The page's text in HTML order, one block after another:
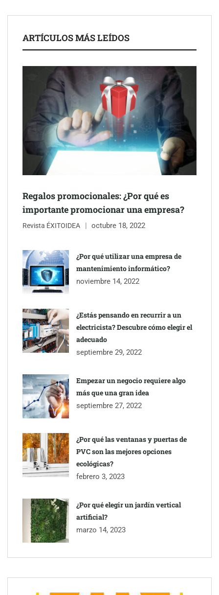
Schaeffler mejora su rentabilidad en el primer semestre de 2026
NOVA: innovación y diseño que transforman espacios de la
mano de Tormo Franquicias
ARTÍCULOS MÁS LEÍDOS
Regalos promocionales: ¿Por qué es
importante promocionar una empresa?
Revista ÉXITOIDEA octubre 18, 2022
¿Por qué utilizar una empresa de
mantenimiento informático?
noviembre 14, 2022
¿Estás pensando en recurrir a un
electricista? Descubre cómo elegir el
adecuado
septiembre 29, 2022
Empezar un negocio requiere algo
más que una gran idea
septiembre 27, 2022
¿Por qué las ventanas y puertas de
PVC son las mejores opciones
ecológicas?
febrero 3, 2023
¿Por qué elegir un jardín vertical
artificial?
marzo 14, 2023